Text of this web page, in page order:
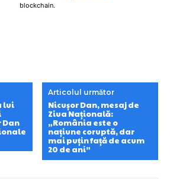
blockchain.
lui
Dan
Articolul următor
Nicușor Dan, mesaj de
Ziua Națională:
„România este o
națiune coruptă, dar
mai puțin față de acum
20 de ani”